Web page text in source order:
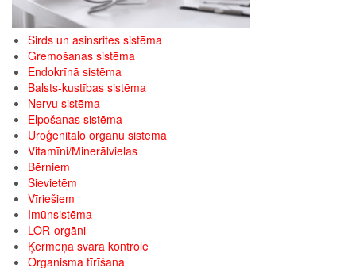
Sirds un asinsrites sistēma
Gremošanas sistēma
Endokrīnā sistēma
Balsts-kustības sistēma
Nervu sistēma
Elpošanas sistēma
Uroģenitālo organu sistēma
Vitamīni/Minerālvielas
Bērniem
Sievietēm
Vīriešiem
Imūnsistēma
LOR-orgāni
Ķermeņa svara kontrole
Organisma tīrīšana